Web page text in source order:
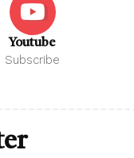
Youtube
Subscribe